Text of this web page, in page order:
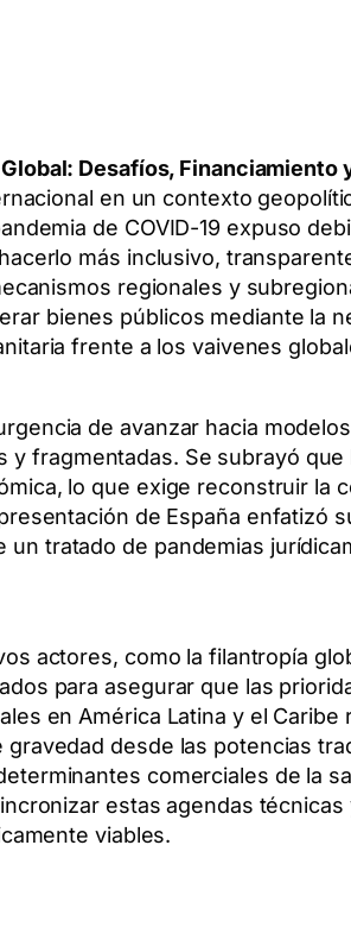
Desafíos, Financiamiento
en un contexto
de COVID-19 expuso
más inclusivo,
regionales y
bienes públicos mediante la
frente a los vaivenes
de avanzar hacia
fragmentadas. Se subrayó
lo que exige reconstruir la
de España enfatizó
tratado de pandemias
actores, como la filantropía
para asegurar que las
en América Latina y el
desde las potencias
comerciales de la
estas agendas
viables.